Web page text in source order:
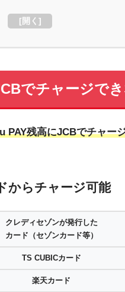
[開く ]
でチャージで
PAY残高にJCBでチャー
からチャージ可能
クレディセゾンが発行した
カード（セゾンカード等）
TS CUBICカード
楽天カード